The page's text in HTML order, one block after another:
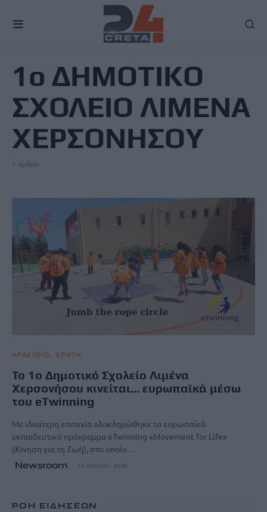
1ο ΔΗΜΟΤΙΚΟ
ΣΧΟΛΕΙΟ ΛΙΜΕΝΑ
ΧΕΡΣΟΝΗΣΟΥ
1 άρθρο
ΗΡΑΚΛΕΙΟ ΚΡΗΤΗ
Το 1ο Δημοτικό Σχολείο Λιμένα
Χερσονήσου κινείται… ευρωπαϊκά μέσω
του eTwinning
Με ιδιαίτερη επιτυχία ολοκληρώθηκε το ευρωπαϊκό
εκπαιδευτικό πρόγραμμα eTwinning «Movement for Life»
(Κίνηση για τη Ζωή), στο οποίο…
Newsroom 19 Ιουνίου, 2026
ΡΟΗ ΕΙΔΗΣΕΩΝ